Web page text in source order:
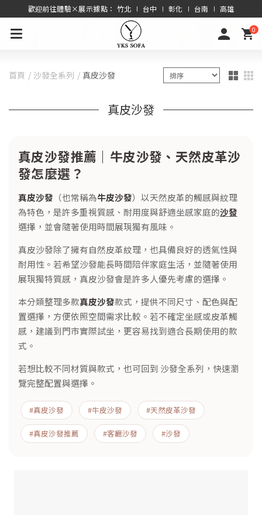
歡迎前往體驗×展示據點： 竹北 ∣ 台中 ∣ 彰化 ∣ 台南 ∣ 高雄
0
首頁 沙發全系列 真皮沙發
真皮沙發
真皮沙發推薦｜牛皮沙發、天然皮革沙
發怎麼選？
真皮沙發 （也常稱為牛皮沙發）以天然皮革的觸感與紋理
為特色，是許多重視質感、耐用度與舒適坐感家庭的沙發
選擇，並會隨著使用時間展現獨有風味。
真皮沙發除了擁有自然皮革紋理，也具備良好的透氣性與
耐用性。若希望沙發能長時間陪伴家庭生活，並隨著使用
展現獨特質感，真皮沙發會是許多人優先考慮的選擇。
本分類整理多款真皮沙發款式，提供不同尺寸、配色與配
置選擇，方便依照空間需求比較。若不確定坐感或皮革觸
感，建議到門市實際試坐，更容易找到適合長期使用的款
式。
若想比較不同材質與款式，也可回到 沙發全系列 ，快速瀏
覽完整配置與選擇。
#真皮沙發 #牛皮沙發 #天然皮革沙發
#真皮沙發推薦 #客廳沙發 #沙發